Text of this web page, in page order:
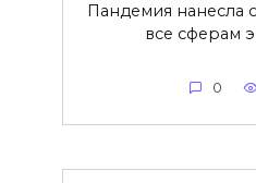
Пандемия нанесла
все сферам
0